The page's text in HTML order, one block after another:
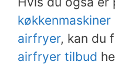
køkkenmaskiner
airfryer, kan du
airfryer tilbud